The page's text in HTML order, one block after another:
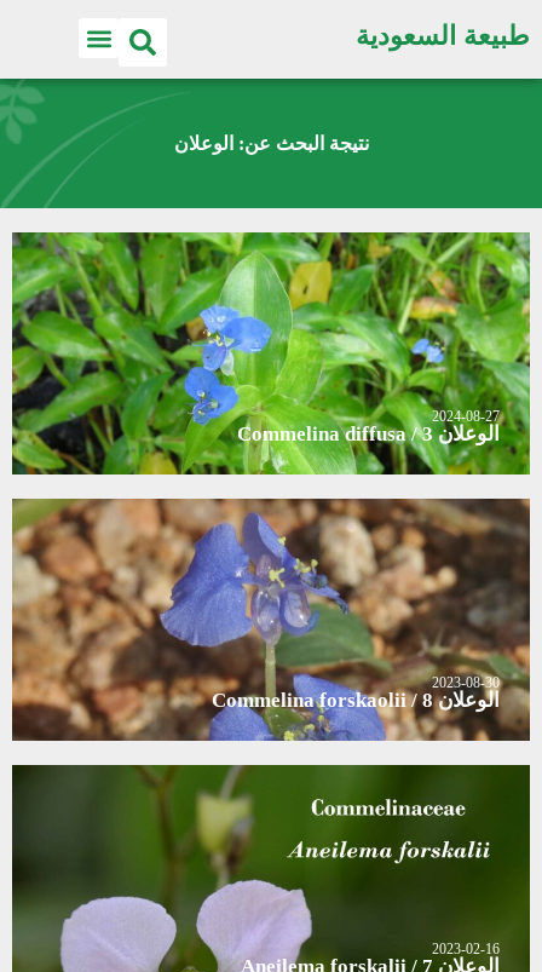
طبيعة السعودية
نتيجة البحث عن: الوعلان
2024-08-27
الوعلان 3 / Commelina diffusa
2023-08-30
الوعلان 8 / Commelina forskaolii
2023-02-16
الوعلان 7 / Aneilema forskalii